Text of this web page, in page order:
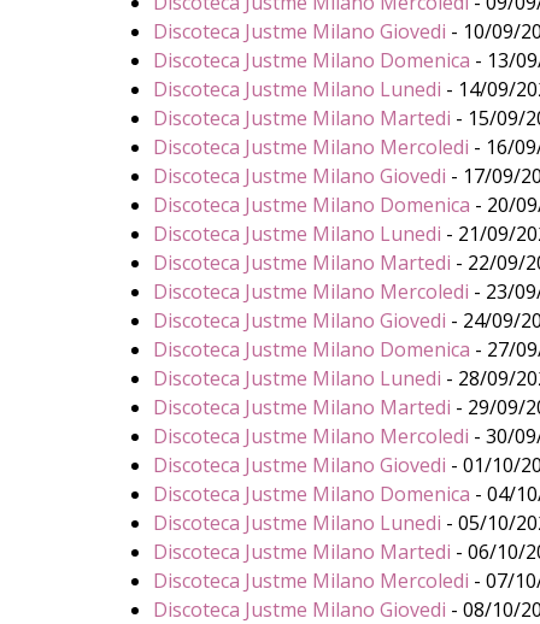
Discoteca Justme Milano Giovedi - 10/09/
Discoteca Justme Milano Domenica - 13/
Discoteca Justme Milano Lunedi - 14/09/
Discoteca Justme Milano Martedi - 15/09/
Discoteca Justme Milano Mercoledi - 16/
Discoteca Justme Milano Giovedi - 17/09/
Discoteca Justme Milano Domenica - 20/
Discoteca Justme Milano Lunedi - 21/09/
Discoteca Justme Milano Martedi - 22/09/
Discoteca Justme Milano Mercoledi - 23/
Discoteca Justme Milano Giovedi - 24/09/
Discoteca Justme Milano Domenica - 27/
Discoteca Justme Milano Lunedi - 28/09/
Discoteca Justme Milano Martedi - 29/09/
Discoteca Justme Milano Mercoledi - 30/
Discoteca Justme Milano Giovedi - 01/10/
Discoteca Justme Milano Domenica - 04/
Discoteca Justme Milano Lunedi - 05/10/
Discoteca Justme Milano Martedi - 06/10/
Discoteca Justme Milano Mercoledi - 07/
Discoteca Justme Milano Giovedi - 08/10/